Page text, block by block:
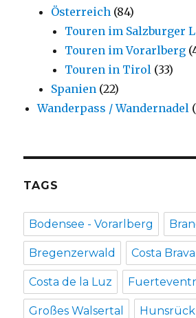
Österreich (84)
Touren im Salzburger
Touren im Vorarlberg
Touren in Tirol (33)
Spanien (22)
Wanderpass / Wandernadel
TAGS
Bodensee - Vorarlberg
Bregenzerwald Costa Brava
Costa de la Luz
Großes Walsertal Hunsrück